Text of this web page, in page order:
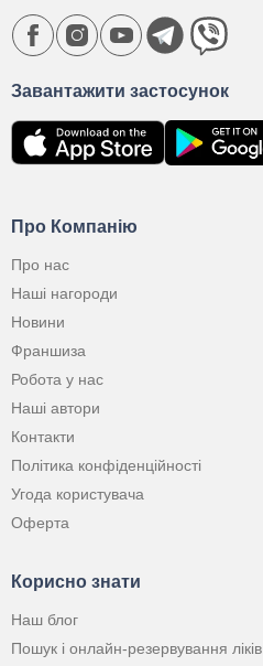
Про Компанію
Про нас
Наші нагороди
Новини
Франшиза
Робота у нас
Наші автори
Контакти
Політика конфіденційності
Угода користувача
Оферта
Корисно знати
Наш блог
Пошук і онлайн-резервування ліків
Завантажити застосунок